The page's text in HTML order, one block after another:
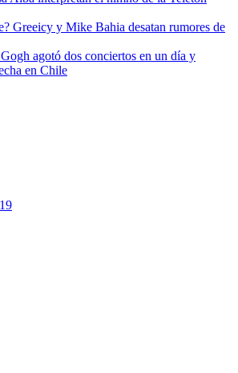
Greeicy y Mike Bahia desatan rumores de
agotó dos conciertos en un día y
en Chile